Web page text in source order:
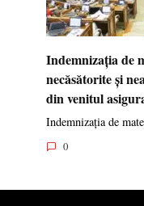
Indemnizația de
necăsătorite și
din venitul
Indemnizația de
0